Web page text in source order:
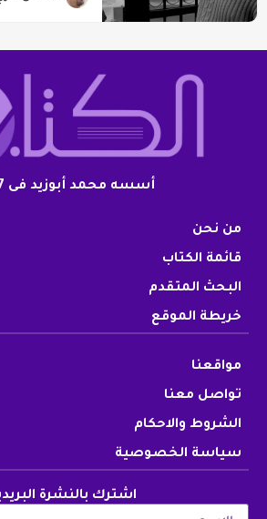
أسسه محمد أبوزيد فى 2007
من نحن
قائمة الكتاب
البحث المتقدم
خريطة الموقع
مواقعنا
تواصل معنا
الشروط والاحكام
سياسة الخصوصية
اشترك بالنشرة